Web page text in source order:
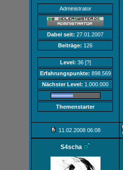
Administrator
Dabei seit: 27.01.2007
Beiträge: 126
Level: 36 [?]
Erfahrungspunkte: 898.569
Nächster Level: 1.000.000
Themenstarter
11.02.2008 06:08
S4scha